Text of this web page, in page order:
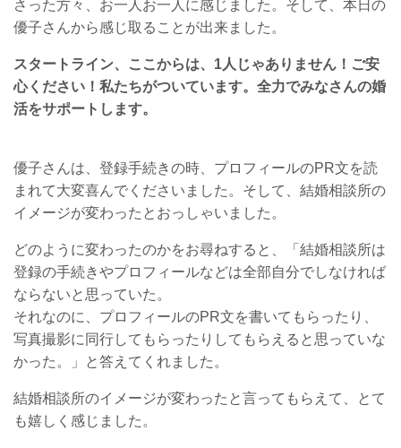
さった方々、お一人お一人に感じました。そして、本日の
優子さんから感じ取ることが出来ました。
スタートライン、ここからは、1人じゃありません！ご安
心ください！私たちがついています。全力でみなさんの婚
活をサポートします。
優子さんは、登録手続きの時、プロフィールのPR文を読
まれて大変喜んでくださいました。そして、結婚相談所の
イメージが変わったとおっしゃいました。
どのように変わったのかをお尋ねすると、「結婚相談所は
登録の手続きやプロフィールなどは全部自分でしなければ
ならないと思っていた。
それなのに、プロフィールのPR文を書いてもらったり、
写真撮影に同行してもらったりしてもらえると思っていな
かった。」と答えてくれました。
結婚相談所のイメージが変わったと言ってもらえて、とて
も嬉しく感じました。